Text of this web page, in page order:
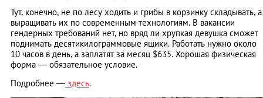
Тут, конечно, не по лесу ходить и грибы в корзинку складывать, а
выращивать их по современным технологиям. В вакансии
гендерных требований нет, но вряд ли хрупкая девушка сможет
поднимать десятикилограммовые ящики. Работать нужно около
10 часов в день, а заплатят за месяц $635. Хорошая физическая
форма — обязательное условие.
Подробнее — здесь.